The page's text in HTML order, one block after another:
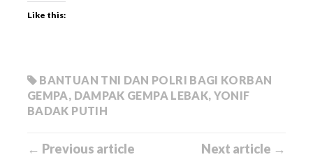
Like this:
BANTUAN TNI DAN POLRI BAGI KORBAN
GEMPA, DAMPAK GEMPA LEBAK, YONIF
BADAK PUTIH
← Previous article Next article →